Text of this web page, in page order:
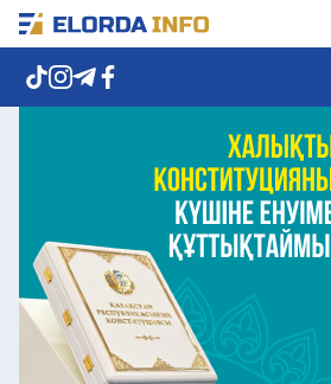
Елорда жаңалықтары
Көзқарас
Саясат
Видео
Әлеумет
Экономика
Спорт
Мәдениет